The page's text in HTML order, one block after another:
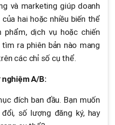
và marketing giúp doanh
hai hoặc nhiều biến thể
dịch vụ hoặc chiến
ra phiên bản nào mang
các chỉ số cụ thể.
A/B:
đích ban đầu. Bạn muốn
số lượng đăng ký, hay